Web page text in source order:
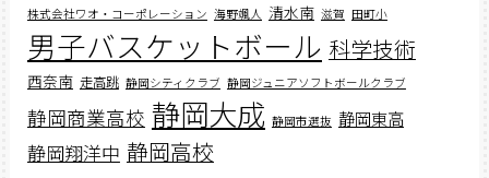
株式会社ワオ・コーポレーション 海野颯人 清水南 滋賀 田町小
男子バスケットボール 科学技術
西奈南 走高跳 静岡シティクラブ 静岡ジュニアソフトボールクラブ
静岡商業高校 静岡大成 静岡市選抜 静岡東高
静岡翔洋中 静岡高校